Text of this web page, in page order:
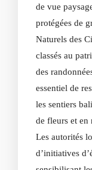
de vue
protégées de
Naturels des
classés au
des
essentiel de
les sentiers
de fleurs et en
Les autorités
d’initiatives